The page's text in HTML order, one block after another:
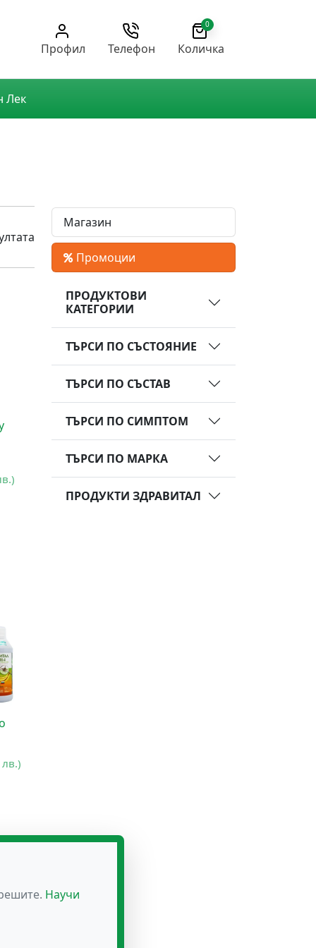
Профил Телефон
0
Количка
Лек
Магазин
Промоции
ПРОДУКТОВИ
КАТЕГОРИИ
ТЪРСИ ПО СЪСТОЯНИЕ
ТЪРСИ ПО СЪСТАВ
ТЪРСИ ПО СИМПТОМ
ТЪРСИ ПО МАРКА
ПРОДУКТИ ЗДРАВИТАЛ
Научи